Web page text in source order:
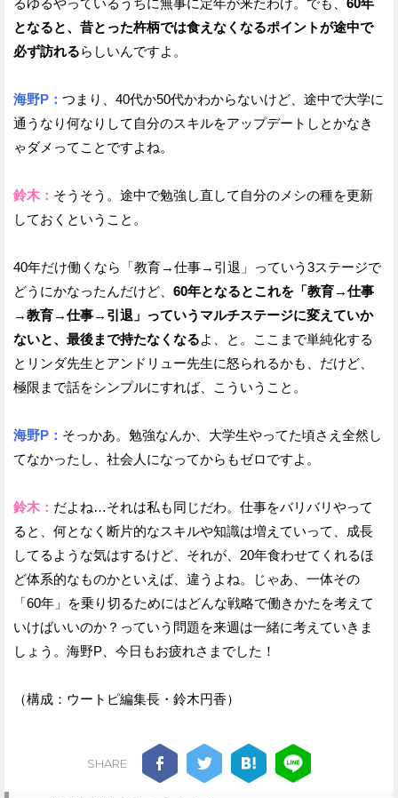
るゆるやっているうちに無事に定年が来たわけ。でも、 60年
となると、昔とった杵柄では食えなくなるポイントが途中で
必ず訪れるらしいんですよ。
海野P： つまり、40代か50代かわからないけど、途中で大学に
通うなり何なりして自分のスキルをアップデートしとかなき
ゃダメってことですよね。
鈴木： そうそう。途中で勉強し直して自分のメシの種を更新
しておくということ。
40年だけ働くなら「教育→仕事→引退」っていう3ステージで
どうにかなったんだけど、 60年となるとこれを「教育→仕事
→教育→仕事→引退」っていうマルチステージに変えていか
ないと、最後まで持たなくなるよ、と。ここまで単純化する
とリンダ先生とアンドリュー先生に怒られるかも、だけど、
極限まで話をシンプルにすれば、こういうこと。
海野P： そっかあ。勉強なんか、大学生やってた頃さえ全然し
てなかったし、社会人になってからもゼロですよ。
鈴木： だよね…それは私も同じだわ。仕事をバリバリやって
ると、何となく断片的なスキルや知識は増えていって、成長
してるような気はするけど、それが、20年食わせてくれるほ
ど体系的なものかといえば、違うよね。じゃあ、一体その
「60年」を乗り切るためにはどんな戦略で働きかたを考えて
いけばいいのか？っていう問題を来週は一緒に考えていきま
しょう。海野P、今日もお疲れさまでした！
（構成：ウートピ編集長・鈴木円香）
SHARE